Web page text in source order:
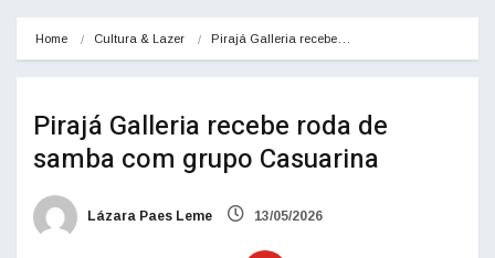
Home Cultura & Lazer Pirajá Galleria recebe…
Pirajá Galleria recebe roda de
samba com grupo Casuarina
Lázara Paes Leme 13/05/2026